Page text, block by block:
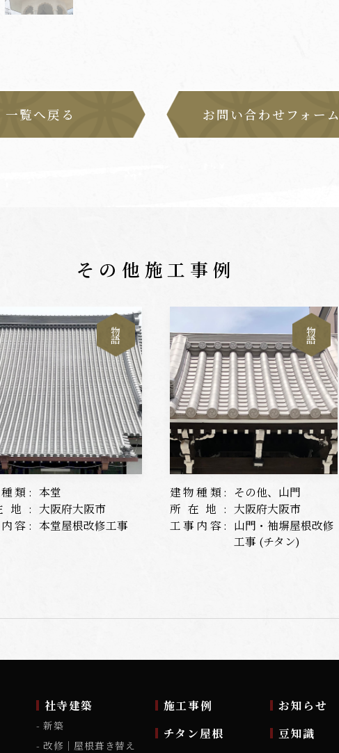
一覧へ戻る お問い合わせフォーム
その他施工事例
物
語
類: 本堂
地: 大阪府大阪市
容: 本堂屋根改修工事
物
語
建物種類:
その他、山門
所在地: 大阪府大阪市
工事内容: 山門・袖塀屋根改修
工事 (チタン)
社寺建築
新築
改修｜屋根葺き替え
施工事例
チタン屋根
お知らせ
豆知識